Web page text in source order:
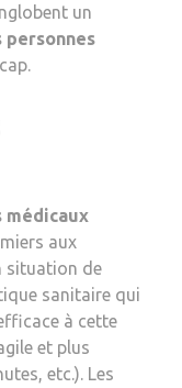
un
personnes
médicaux
aux
situation de
sanitaire qui
à cette
et plus
etc.). Les